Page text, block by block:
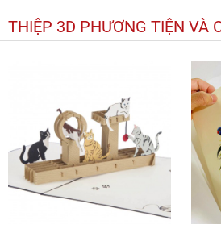
THIỆP 3D PHƯƠNG TIỆN VÀ